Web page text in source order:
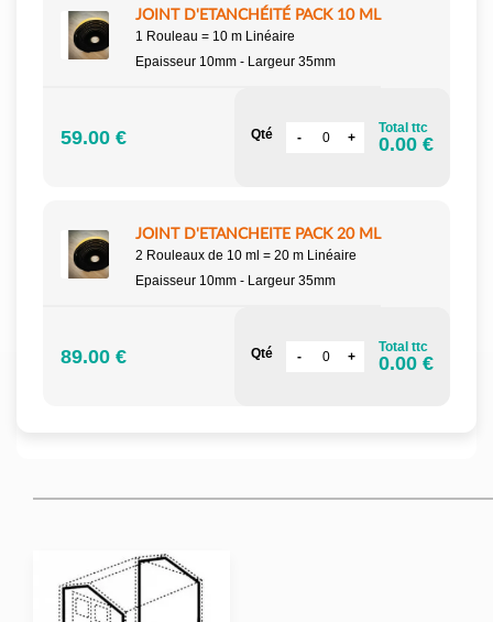
JOINT D'ETANCHÉITÉ PACK 10 ML
1 Rouleau = 10 m Linéaire
Epaisseur 10mm - Largeur 35mm
59.00 € Qté Total ttc
0.00 €
JOINT D'ETANCHEITE PACK 20 ML
2 Rouleaux de 10 ml = 20 m Linéaire
Epaisseur 10mm - Largeur 35mm
89.00 € Qté Total ttc
0.00 €